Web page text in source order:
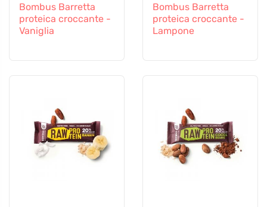
Bombus Barretta
proteica croccante -
Vaniglia
Bombus Barretta
proteica croccante -
Lampone